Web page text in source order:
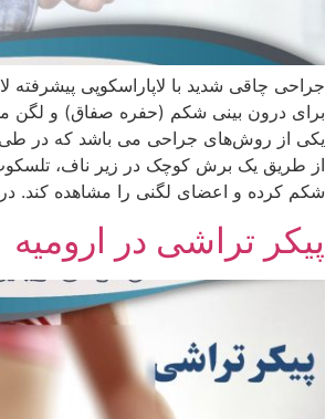
جراحی چاقی شدید با لاپاراسکوپی پیشرفته
برای درون‌ بینی شکم (حفره صفاق) و لگن
یکی از روش‌های جراحی می باشد که در طی
از طریق یک برش کوچک در زیر ناف‌،
شکم کرده و اعضای لگنی را مشاهده کند.
پیکر تراشی در ارومیه